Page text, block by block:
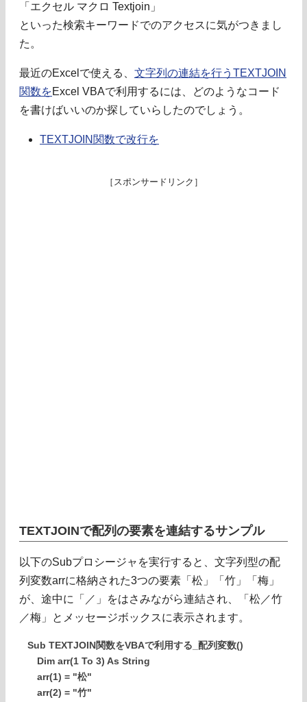
「エクセル マクロ Textjoin」
といった検索キーワードでのアクセスに気がつきまし
た。
最近のExcelで使える、 文字列の連結を行うTEXTJOIN
関数をExcel VBAで利用するには、どのようなコード
を書けばいいのか探していらしたのでしょう。
TEXTJOIN関数で改行を
［スポンサードリンク］
TEXTJOINで配列の要素を連結するサンプル
以下のSubプロシージャを実行すると、文字列型の配
列変数arrに格納された3つの要素「松」「竹」「梅」
が、途中に「／」をはさみながら連結され、「松／竹
／梅」とメッセージボックスに表示されます。
Sub TEXTJOIN関数をVBAで利用する_配列変数()
Dim arr(1 To 3) As String
arr(1) = "松"
arr(2) = "竹"